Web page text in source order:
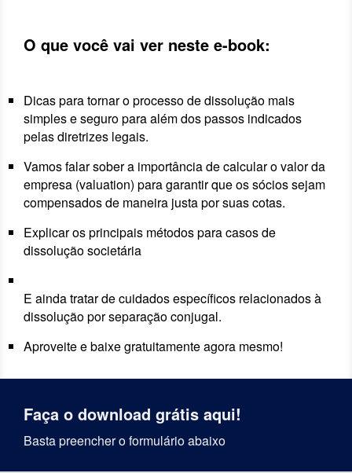
O que você vai ver neste e-book:
Dicas para tornar o processo de dissolução mais
simples e seguro para além dos passos indicados
pelas diretrizes legais.
Vamos falar sober a importância de calcular o valor da
empresa (valuation) para garantir que os sócios sejam
compensados de maneira justa por suas cotas.
Explicar os principais métodos para casos de
dissolução societária
E ainda tratar de cuidados específicos relacionados à
dissolução por separação conjugal.
Aproveite e baixe gratuitamente agora mesmo!
Faça o download grátis aqui!
Basta preencher o formulário abaixo